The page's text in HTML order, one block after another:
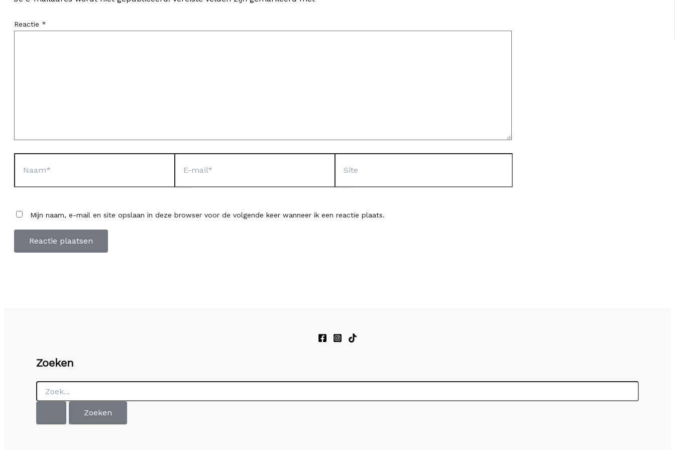
Reactie *
mail*
Mijn naam, e-mail en site opslaan in deze browser voor de volgende keer wanneer ik een reactie plaats.
Zoeken
Zoek
naar: